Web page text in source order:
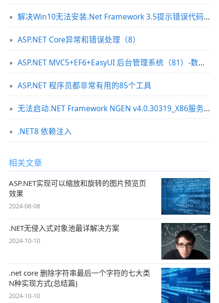
解决Win10无法安装.Net Framework 3.5提示错误代码0x800F081F
ASP.NET Core异常和错误处理（8）
ASP.NET MVC5+EF6+EasyUI 后台管理系统（81）-数据筛选（万能查询）实例
ASP.NET 程序员都非常有用的85个工具
无法启动.NET Framework NGEN v4.0.30319_X86服务的解决方法
.NET8 依赖注入
相关文章
ASP.NET实现可以缩放和旋转的图片预览页
效果
2024-08-08
.NET无侵入式对象池最详解决方案
2024-10-10
.net core 删除字符串最后一个字符的七大类
N种实现方式(总结篇)
2024-10-10